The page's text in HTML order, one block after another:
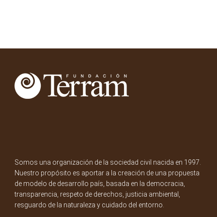
Somos una organización de la sociedad civil nacida en 1997.
Nuestro propósito es aportar a la creación de una propuesta
de modelo de desarrollo país, basada en la democracia,
transparencia, respeto de derechos, justicia ambiental,
resguardo de la naturaleza y cuidado del entorno.